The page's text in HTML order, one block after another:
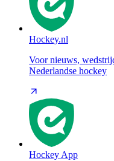
Hockey.nl
Voor nieuws,
Nederlandse hockey
Hockey App